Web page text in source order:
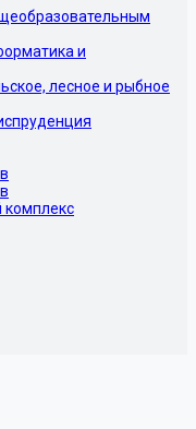
и
лесное и рыбное
комплекс